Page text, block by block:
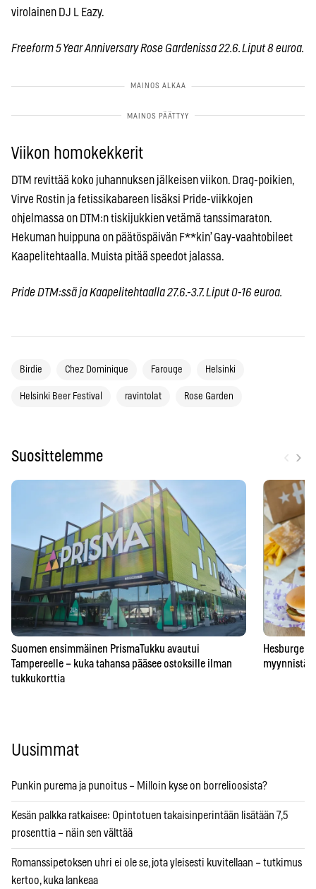
virolainen DJ L Eazy.
Freeform 5 Year Anniversary Rose Gardenissa 22.6. Liput 8 euroa.
Viikon homokekkerit
DTM revittää koko juhannuksen jälkeisen viikon. Drag-poikien,
Virve Rostin ja fetissikabareen lisäksi Pride-viikkojen
ohjelmassa on DTM:n tiskijukkien vetämä tanssimaraton.
Hekuman huippuna on päätöspäivän F**kin’ Gay-vaahtobileet
Kaapelitehtaalla. Muista pitää speedot jalassa.
Pride DTM:ssä ja Kaapelitehtaalla 27.6.-3.7. Liput 0-16 euroa.
Birdie Chez Dominique Farouge Helsinki
Helsinki Beer Festival ravintolat Rose Garden
Suosittelemme ›
Suomen ensimmäinen PrismaTukku avautui
Tampereelle – kuka tahansa pääsee ostoksille ilman
tukkukorttia
myynnistä
Uusimmat
Punkin purema ja punoitus – Milloin kyse on borrelioosista?
Kesän palkka ratkaisee: Opintotuen takaisinperintään lisätään 7,5
prosenttia – näin sen välttää
Romanssipetoksen uhri ei ole se, jota yleisesti kuvitellaan – tutkimus
kertoo, kuka lankeaa